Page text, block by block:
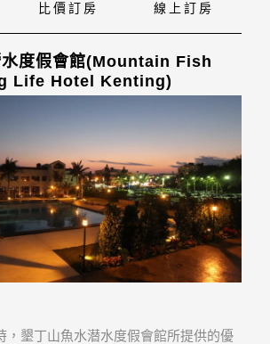
線上訂房
比價訂房
水度假會館(Mountain Fish
Life Hotel Kenting)
，墾丁山魚水潜水度假會館所提供的優